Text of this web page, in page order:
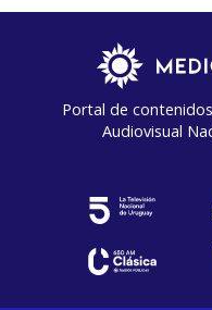
Portal de
Audiovisual